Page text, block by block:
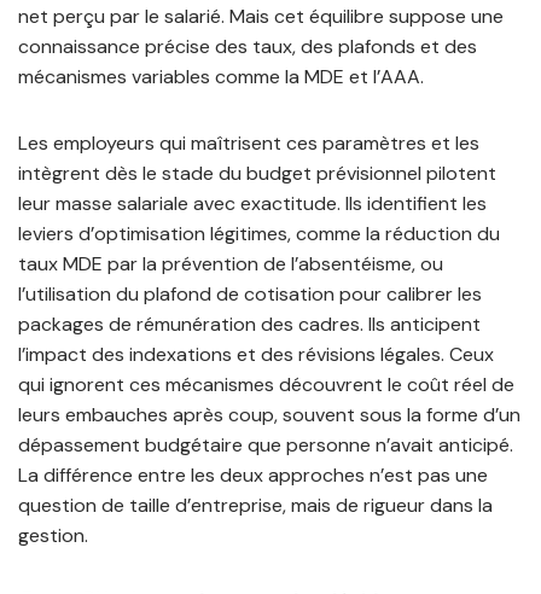
net perçu par le salarié. Mais cet équilibre suppose une
connaissance précise des taux, des plafonds et des
mécanismes variables comme la MDE et l’AAA.
Les employeurs qui maîtrisent ces paramètres et les
intègrent dès le stade du budget prévisionnel pilotent
leur masse salariale avec exactitude. Ils identifient les
leviers d’optimisation légitimes, comme la réduction du
taux MDE par la prévention de l’absentéisme, ou
l’utilisation du plafond de cotisation pour calibrer les
packages de rémunération des cadres. Ils anticipent
l’impact des indexations et des révisions légales. Ceux
qui ignorent ces mécanismes découvrent le coût réel de
leurs embauches après coup, souvent sous la forme d’un
dépassement budgétaire que personne n’avait anticipé.
La différence entre les deux approches n’est pas une
question de taille d’entreprise, mais de rigueur dans la
gestion.